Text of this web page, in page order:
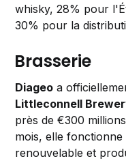
whisky, 28% pour
30% pour la
Brasserie
Diageo a
Littleconnell
près de €300
mois, elle
renouvelable et